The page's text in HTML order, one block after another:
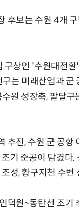
후보는 수원 4개
구상인 '수원대전
는 미래산업과
원 성장축, 팔달
추진, 수원 군 공
기 준공이 담겼다
성, 황구지천 수변
덕원~동탄선 조기